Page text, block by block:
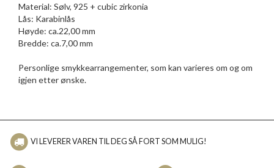
Material: Sølv, 925 + cubic zirkonia
Lås: Karabinlås
Høyde: ca.22,00 mm
Bredde: ca.7,00 mm
Personlige smykkearrangementer, som kan varieres om og om
igjen etter ønske.
VI LEVERER VAREN TIL DEG SÅ FORT SOM MULIG!